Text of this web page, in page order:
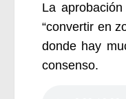
La
“convertir en
donde hay
consenso.